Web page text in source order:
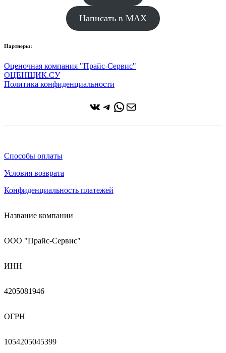
Написать в MAX
Партнеры:
Оценочная компания "Прайс-Сервис"
ОЦЕНЩИК.СУ
Политика конфиденциальности
ВКонтакте
Telegram
WhatsApp
Почта
Способы оплаты
Условия возврата
Конфиденциальность платежей
Название компании
ООО "Прайс-Сервис"
ИНН
4205081946
ОГРН
1054205045399